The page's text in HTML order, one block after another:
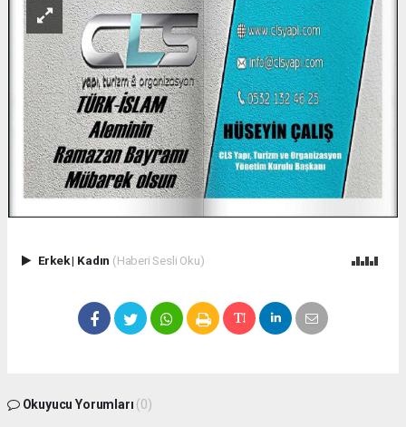
Erkek| Kadın (Haberi Sesli Oku)
Okuyucu Yorumları (0)